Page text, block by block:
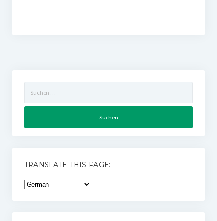
nach:
TRANSLATE THIS PAGE: